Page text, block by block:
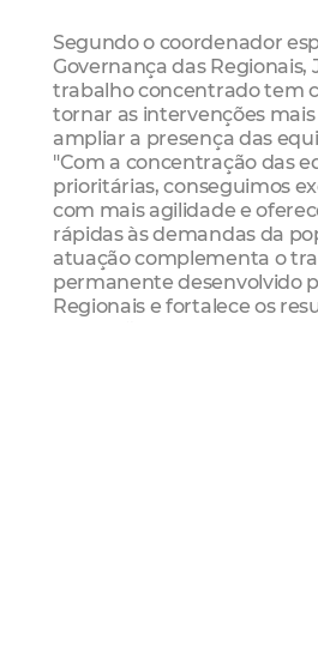
Segundo o coordenador
Governança das Regionais,
trabalho concentrado tem
tornar as intervenções
ampliar a presença das
"Com a concentração das
prioritárias, conseguimos
com mais agilidade e
rápidas às demandas da
atuação complementa o
permanente desenvolvido
Regionais e fortalece os